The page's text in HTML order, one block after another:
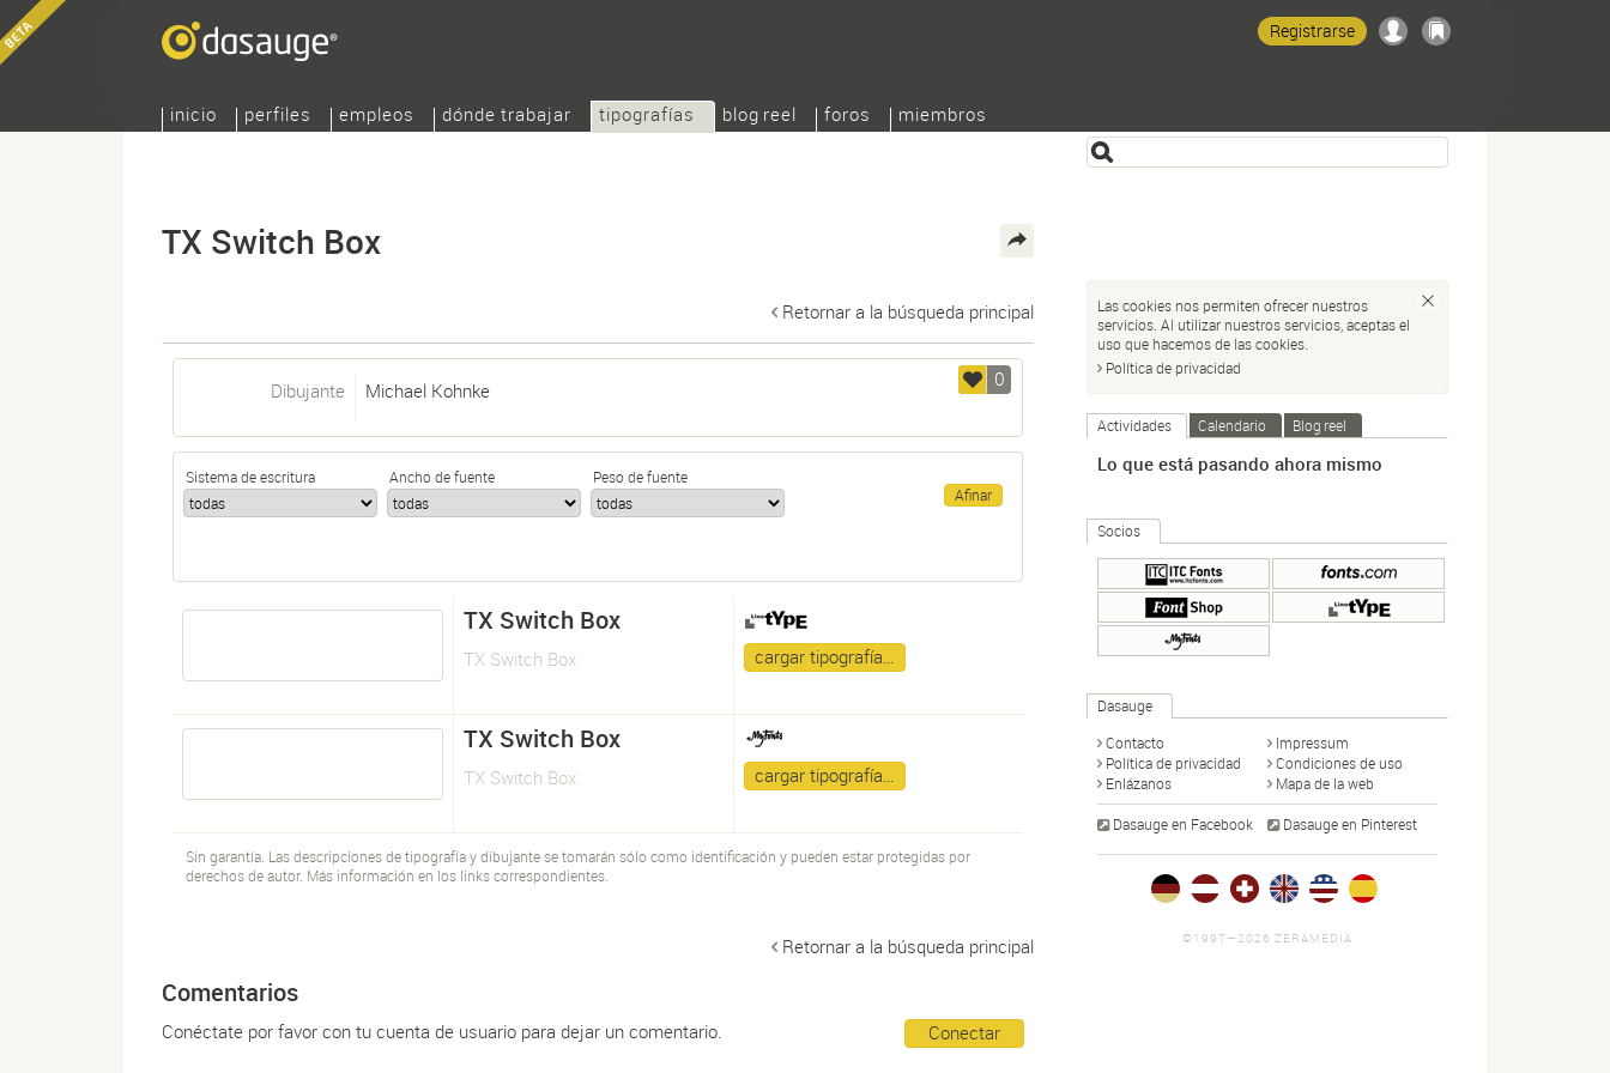
inicio perfiles empleos dónde trabajar tipografías blog reel foros miembros
Registrarse
TX Switch Box
Retornar a la búsqueda principal
0
Dibujante Michael Kohnke
Sistema de escritura Ancho de fuente Peso de fuente
TX Switch Box
TX Switch Box cargar tipografía…
TX Switch Box
TX Switch Box cargar tipografía…
Sin garantía. Las descripciones de tipografía y dibujante se tomarán sólo como identificación y pueden estar protegidas por
derechos de autor. Más información en los links correspondientes.
Retornar a la búsqueda principal
Comentarios
Conectar
Conéctate por favor con tu cuenta de usuario para dejar un comentario.
Las cookies nos permiten ofrecer nuestros
servicios. Al utilizar nuestros servicios, aceptas el
uso que hacemos de las cookies.
Política de privacidad
Actividades Calendario Blog reel
Lo que está pasando ahora mismo
Socios
Dasauge
Contacto
Impressum
Política de privacidad
Condiciones de uso
Enlázanos
Mapa de la web
Dasauge en Facebook Dasauge en Pinterest
©1997—2026 ZERAMEDIA